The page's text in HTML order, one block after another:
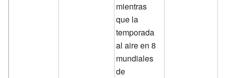
mientras
que la
temporada
al aire en 8
mundiales
de